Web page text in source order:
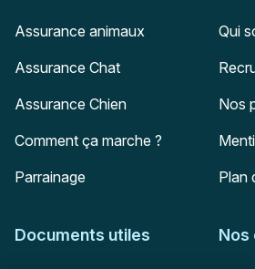
Assurance animaux
Assurance Chat
Assurance Chien
Comment ça marche ?
Parrainage
Qui
Nos
Plan
Documents utiles Nos